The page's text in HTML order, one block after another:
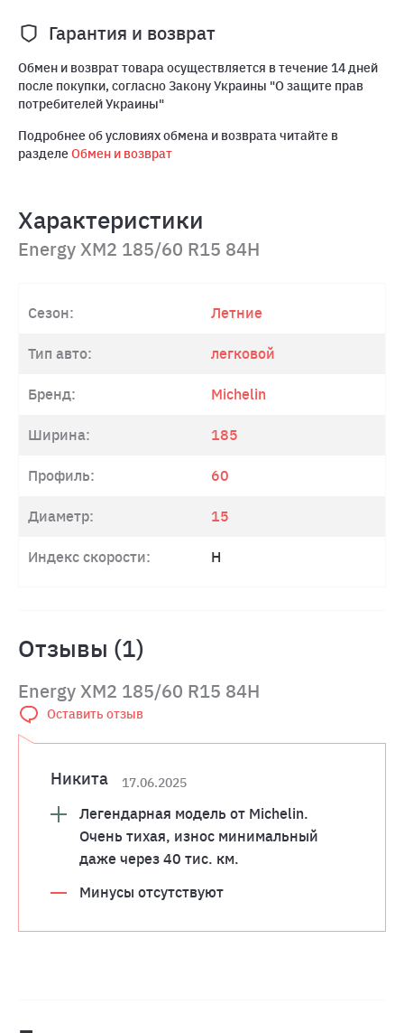
Гарантия и возврат
Обмен и возврат товара осуществляется в течение 14 дней
после покупки, согласно Закону Украины "О защите прав
потребителей Украины"
Подробнее об условиях обмена и возврата читайте в
разделеОбмен и возврат
Характеристики
Energy XM2 185/60 R15 84H
Сезон: Летние
Тип авто: легковой
Бренд: Michelin
Ширина: 185
Профиль: 60
Диаметр: 15
Индекс скорости: H
Отзывы (1)
Energy XM2 185/60 R15 84H
Оставить отзыв
Никита 17.06.2025
Легендарная модель от Michelin.
Очень тихая, износ минимальный
даже через 40 тис. км.
Минусы отсутствуют